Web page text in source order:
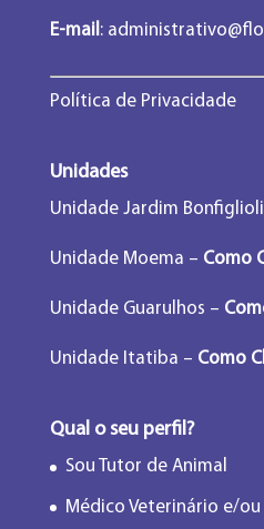
E-mail :
Política de Privacidade
Unidades
Unidade Jardim
Unidade Moema – Como
Unidade Guarulhos –
Unidade Itatiba – Como
Qual o seu perfil?
Sou Tutor de Animal
Médico Veterinário e/